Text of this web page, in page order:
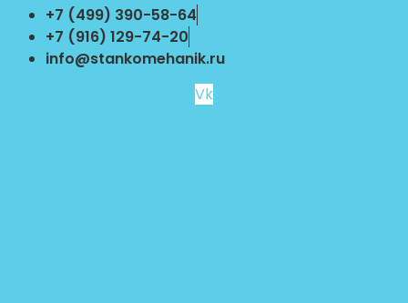
Перейти
содержимому
+7 (499) 390-58-64
+7 (916) 129-74-20
info@stankomehanik.ru
Vk